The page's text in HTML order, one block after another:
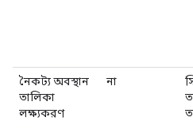
নৈকট্য অবস্থান
তালিকা
লক্ষ্যকরণ
না